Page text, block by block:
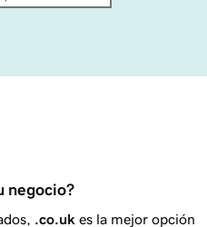
negocio?
.co.uk es la mejor opción